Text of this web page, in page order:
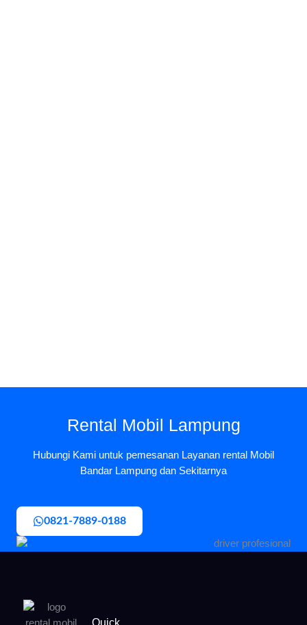
Rental Mobil Lampung
Hubungi Kami untuk pemesanan Layanan rental Mobil
Bandar Lampung dan Sekitarnya
0821-7889-0188